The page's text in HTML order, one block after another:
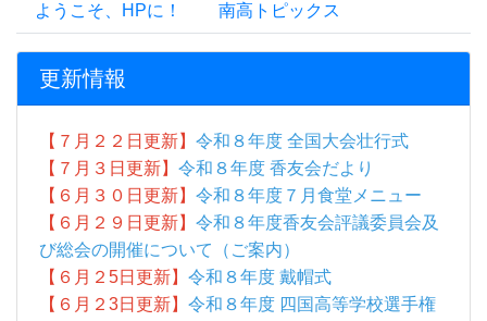
ようこそ、HPに！ 南高トピックス
更新情報
【７月２２日更新】 令和８年度 全国大会壮行式
【７月３日更新】 令和８年度 香友会だより
【６月３０日更新】 令和８年度７月食堂メニュー
【６月２９日更新】 令和８年度香友会評議委員会及
び総会の開催について（ご案内）
【６月２5日更新】 令和８年度 戴帽式
【６月２3日更新】 令和８年度 四国高等学校選手権